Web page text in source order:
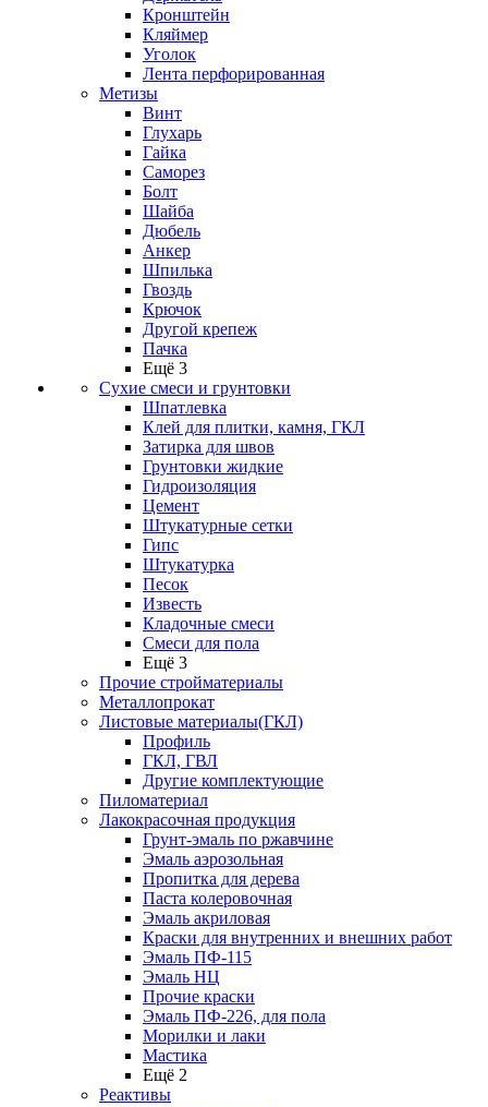
Кронштейн
Кляймер
Уголок
Лента перфорированная
Метизы
Винт
Глухарь
Гайка
Саморез
Болт
Шайба
Дюбель
Анкер
Шпилька
Гвоздь
Крючок
Другой крепеж
Пачка
Ещё 3
Сухие смеси и грунтовки
Шпатлевка
Клей для плитки, камня, ГКЛ
Затирка для швов
Грунтовки жидкие
Гидроизоляция
Цемент
Штукатурные сетки
Гипс
Штукатурка
Песок
Известь
Кладочные смеси
Смеси для пола
Ещё 3
Прочие стройматериалы
Металлопрокат
Листовые материалы(ГКЛ)
Профиль
ГКЛ, ГВЛ
Другие комплектующие
Пиломатериал
Лакокрасочная продукция
Грунт-эмаль по ржавчине
Эмаль аэрозольная
Пропитка для дерева
Паста колеровочная
Эмаль акриловая
Краски для внутренних и внешних работ
Эмаль ПФ-115
Эмаль НЦ
Прочие краски
Эмаль ПФ-226, для пола
Морилки и лаки
Мастика
Ещё 2
Реактивы